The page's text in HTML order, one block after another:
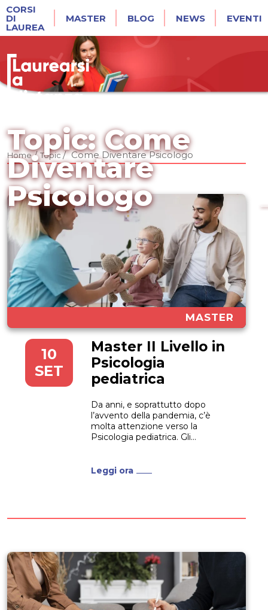
CORSI
DI
LAUREA
MASTER BLOG NEWS EVENTI
Topic: Come
Diventare
Psicologo
Home/ Topic/ Come Diventare Psicologo
MASTER
10
SET
Master II Livello in
Psicologia
pediatrica
Da anni, e soprattutto dopo
l’avvento della pandemia, c’è
molta attenzione verso la
Psicologia pediatrica. Gli
pediatrica permette sono ormai
Leggi ora